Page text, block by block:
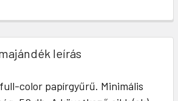
leírás
color papírgyűrű. Minimális